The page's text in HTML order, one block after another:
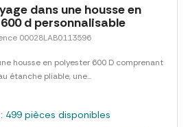
dans une housse en
d personnalisable
00028LAB0113596
housse en polyester 600 D comprenant
étanche pliable, une...
499 pièces disponibles